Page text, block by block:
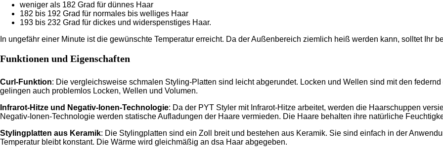
weniger als 182 Grad für dünnes Haar
182 bis 192 Grad für normales bis welliges Haar
193 bis 232 Grad für dickes und widerspenstiges Haar.
In ungefähr einer Minute ist die gewünschte Temperatur erreicht. Da der Außenbereich ziemlich heiß werden kann, solltet Ihr
Funktionen und Eigenschaften
Curl-Funktion: Die vergleichsweise schmalen Styling-Platten sind leicht abgerundet. Locken und Wellen sind mit den
gelingen auch problemlos Locken, Wellen und Volumen.
Infrarot-Hitze und Negativ-Ionen-Technologie: Da der PYT Styler mit Infrarot-Hitze arbeitet, werden die Haarschuppen
Negativ-Ionen-Technologie werden statische Aufladungen der Haare vermieden. Die Haare behalten ihre natürliche
Stylingplatten aus Keramik: Die Stylingplatten sind ein Zoll breit und bestehen aus Keramik. Sie sind einfach in der
Temperatur bleibt konstant. Die Wärme wird gleichmäßig an dsa Haar abgegeben.